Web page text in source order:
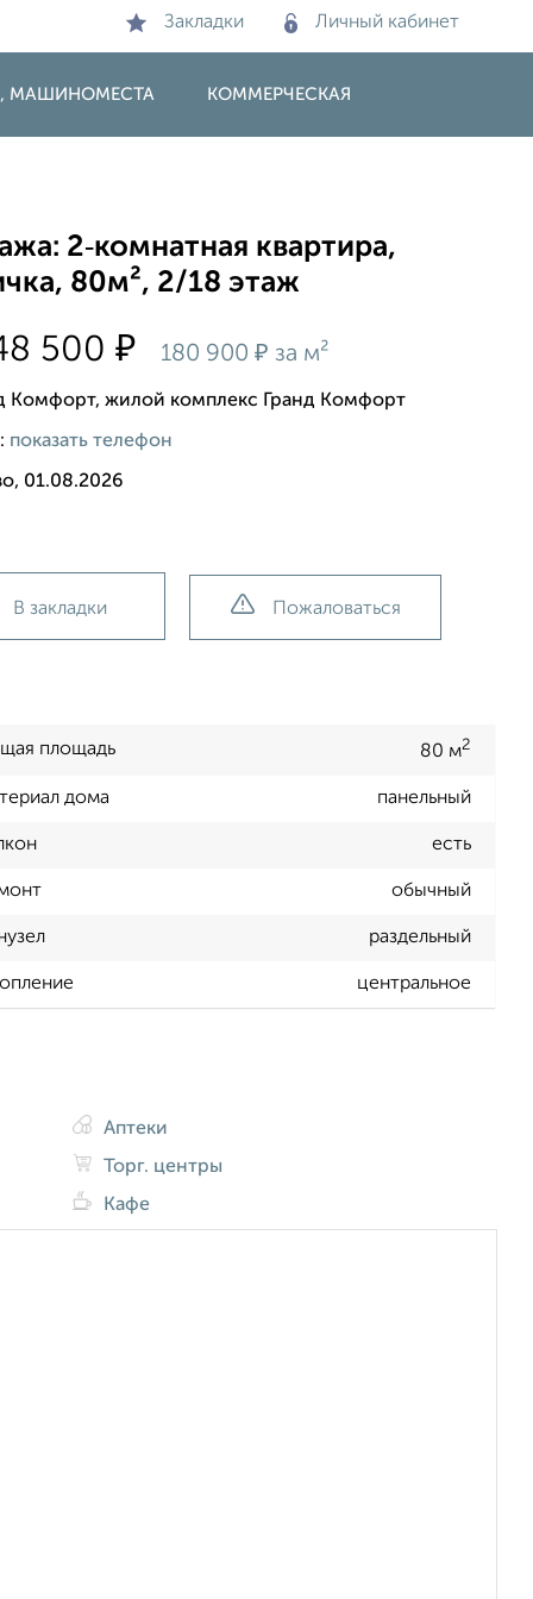
Закладки Личный кабинет
МАШИНОМЕСТА КОММЕРЧЕСКАЯ
2‑комнатная квартира,
80м², 2/18 этаж
500₽ 180 900₽ за м²
Комфорт, жилой комплекс Гранд Комфорт
показать телефон
01.08.2026
В закладки Пожаловаться
площадь 80 м2
дома панельный
есть
обычный
раздельный
центральное
Аптеки
Торг. центры
Кафе